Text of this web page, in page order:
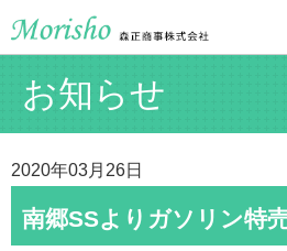
お知らせ
2020年03月26日
南郷SSよりガソリン特